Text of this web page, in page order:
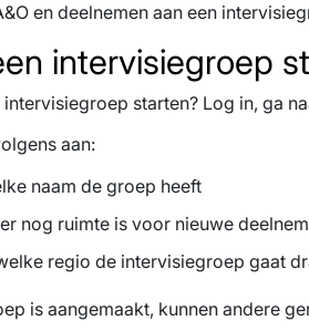
en deelnemen aan een
intervisiegroep
intervisiegroep starten? Log in, ga
aan:
naam de groep heeft
nog ruimte is voor nieuwe
regio de intervisiegroep gaat
is aangemaakt, kunnen andere